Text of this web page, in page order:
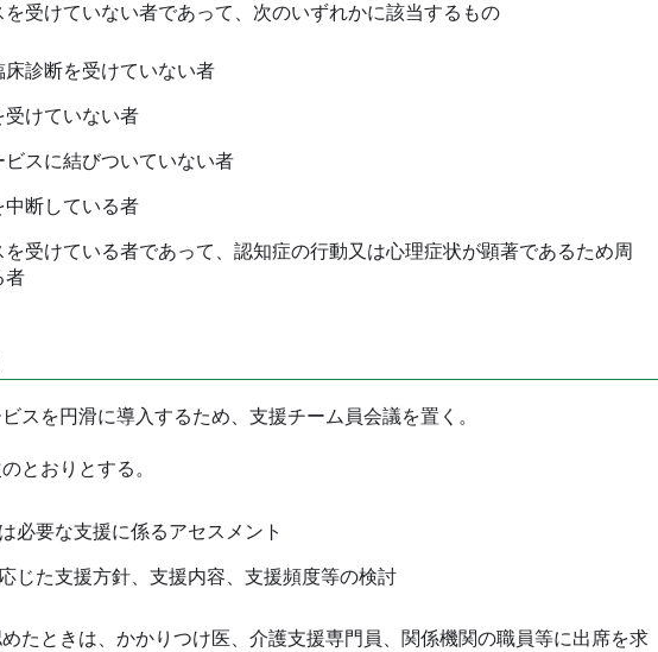
受けていない者であって、次のいずれかに該当するもの
診断を受けていない者
けていない者
スに結びついていない者
断している者
受けている者であって、認知症の行動又は心理症状が顕著であるため周
者
スを円滑に導入するため、支援チーム員会議を置く。
とおりとする。
必要な支援に係るアセスメント
じた支援方針、支援内容、支援頻度等の検討
たときは、かかりつけ医、介護支援専門員、関係機関の職員等に出席を求